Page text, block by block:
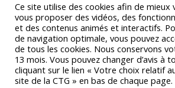
Ce site utilise des cookies afin de
vous proposer des vidéos, des
et des contenus animés et interactifs.
de navigation optimale, vous pouvez
de tous les cookies. Nous conservons
13 mois. Vous pouvez changer d’avis à
cliquant sur le lien « Votre choix relatif
site de la CTG » en bas de chaque page.